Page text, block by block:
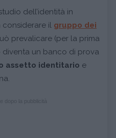
dell’identità in
il gruppo dei
prevalicare (per la prima
un banco di prova
assetto identitario e